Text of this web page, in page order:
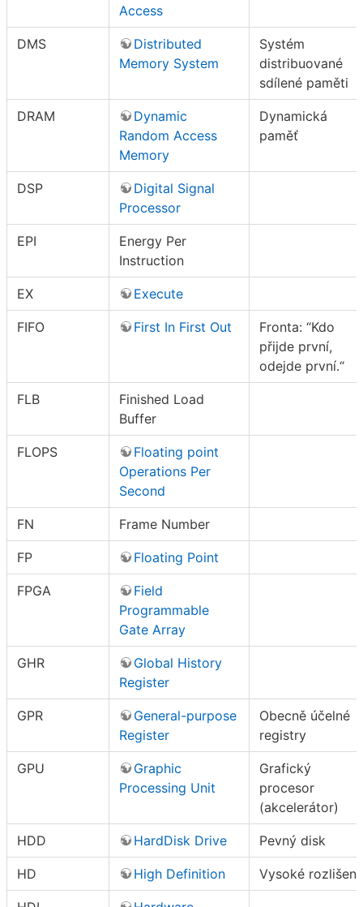
Access
DMS
Distributed
Memory System
Systém
distribuované
sdílené paměti
DRAM
Dynamic
Random Access
Memory
Dynamická
paměť
DSP
Digital Signal
Processor
EPI
Energy Per
Instruction
EX Execute
FIFO First In First Out
Fronta: “Kdo
přijde první,
odejde první.“
FLB
Finished Load
Buffer
FLOPS
Floating point
Operations Per
Second
FN Frame Number
FP Floating Point
FPGA
Field
Programmable
Gate Array
GHR
Global History
Register
GPR
General-purpose
Register
Obecně účelné
registry
GPU
Graphic
Processing Unit
Grafický
procesor
(akcelerátor)
HDD HardDisk Drive Pevný disk
HD High Definition Vysoké rozlišení